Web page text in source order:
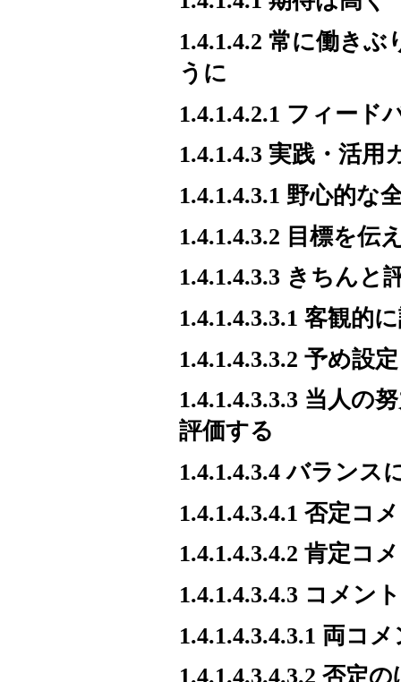
1.4.1.4.2 常に働き
うに
1.4.1.4.2.1 フィード
1.4.1.4.3 実践・活用
1.4.1.4.3.1 野心的な
1.4.1.4.3.2 目標を伝
1.4.1.4.3.3 きちんと
1.4.1.4.3.3.1 客観的
1.4.1.4.3.3.2 予め設
1.4.1.4.3.3.3 当人の
評価する
1.4.1.4.3.4 バランス
1.4.1.4.3.4.1 否定コ
1.4.1.4.3.4.2 肯定コ
1.4.1.4.3.4.3 コメン
1.4.1.4.3.4.3.1 両コ
1.4.1.4.3.4.3.2 否定